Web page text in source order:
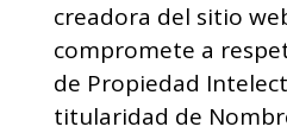
creadora del sitio
compromete a
de Propiedad
titularidad de